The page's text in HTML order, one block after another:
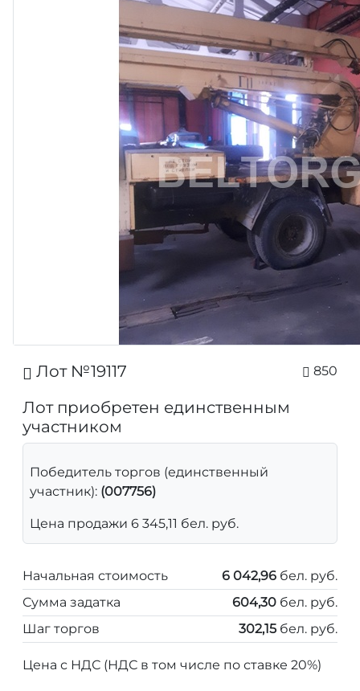
Лот №19117 850
Лот приобретен единственным
участником
Победитель торгов (единственный
участник): (007756)
Цена продажи 6 345,11 бел. руб.
Начальная стоимость 6 042,96 бел. руб.
Сумма задатка
604,30 бел. руб.
Шаг торгов
302,15 бел. руб.
Цена с НДС (НДС в том числе по ставке 20%)